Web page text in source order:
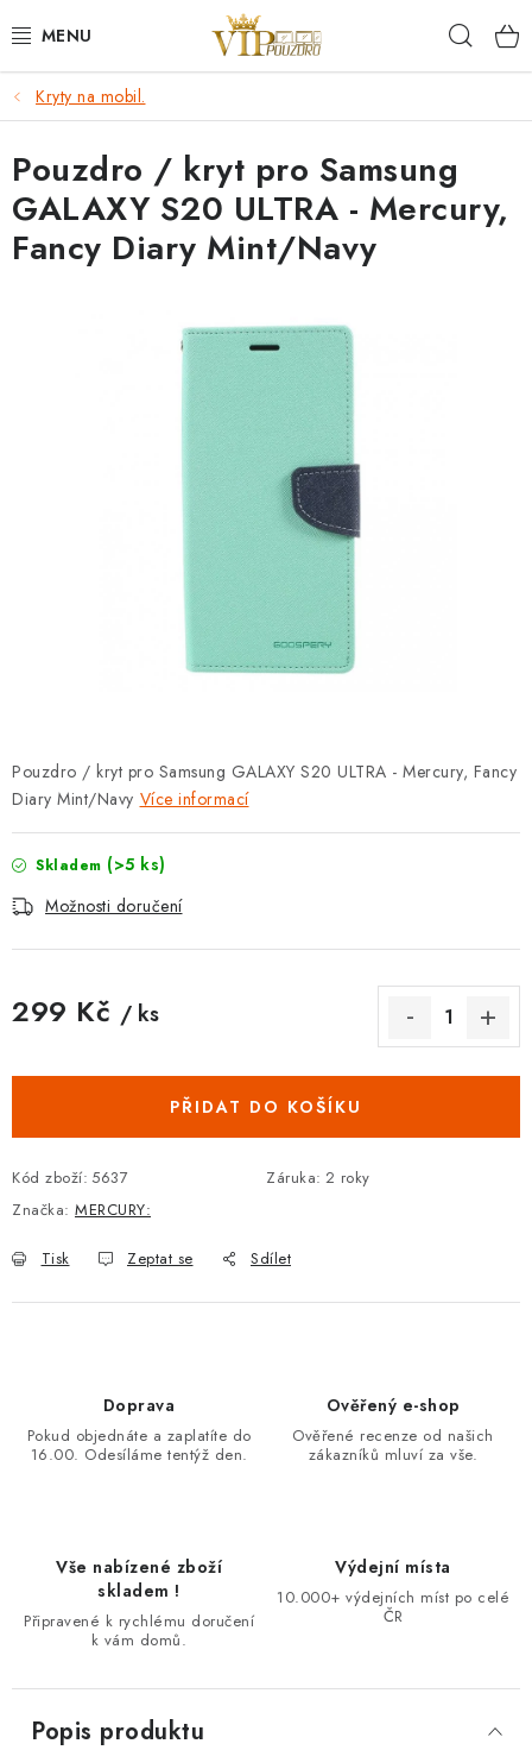
na
KRYTY NA MOBIL.
OCHRANA DISPLEJE - SKLO A FÓLIE
KABELY A NABÍJEČKY
DRŽÁKY A STOJÁNKY
BRAŠNY NA NOTEBOOKY
POUZDRA, OBALY NA APPLE AIRPODS
OCHRANA OSOBNÍCH ÚDAJŮ
VRÁCENÍ ZBOŽÍ A REKLAMACE
Ochrana osobních údajů
Kryty na mobil.
Pouzdro / kryt pro Samsung GALAXY S20 ULTRA - Mercury, Fancy
Diary Mint/Navy Více informací
Skladem (>5 ks)
Možnosti doručení
299 Kč / ks
PŘIDAT DO KOŠÍKU
Kód zboží: 5637 Záruka: 2 roky
Značka: MERCURY:
Tisk Zeptat se Sdílet
Pouzdro / kryt pro Samsung
GALAXY S20 ULTRA - Mercury,
Fancy Diary Mint/Navy
Doprava
Pokud objednáte a zaplatíte do
16.00. Odesíláme tentýž den.
Ověřený e-shop
Ověřené recenze od našich
zákazníků mluví za vše.
Vše nabízené zboží
skladem !
Připravené k rychlému doručení
k vám domů.
Výdejní místa
10.000+ výdejních míst po celé
ČR
Popis produktu